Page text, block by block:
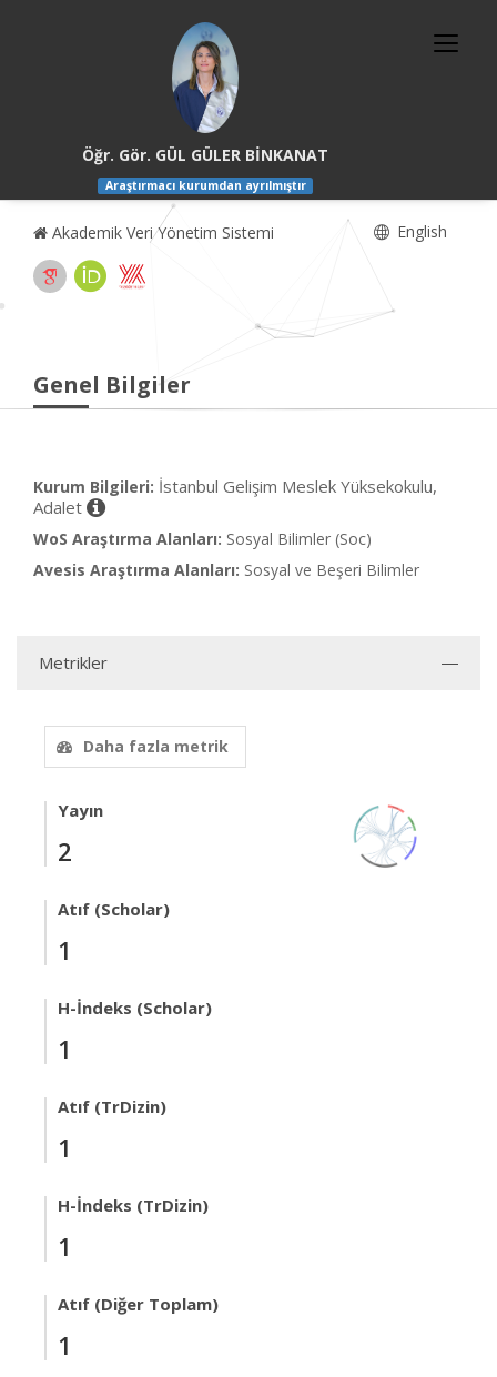
Öğr. Gör. GÜL GÜLER BİNKANAT
Araştırmacı kurumdan ayrılmıştır
Akademik Veri Yönetim Sistemi English
Genel Bilgiler
Kurum Bilgileri: İstanbul Gelişim Meslek Yüksekokulu,
Adalet
WoS Araştırma Alanları: Sosyal Bilimler (Soc)
Avesis Araştırma Alanları: Sosyal ve Beşeri Bilimler
Metrikler
Daha fazla metrik
Yayın
2
Atıf (Scholar)
1
H-İndeks (Scholar)
1
Atıf (TrDizin)
1
H-İndeks (TrDizin)
1
Atıf (Diğer Toplam)
1